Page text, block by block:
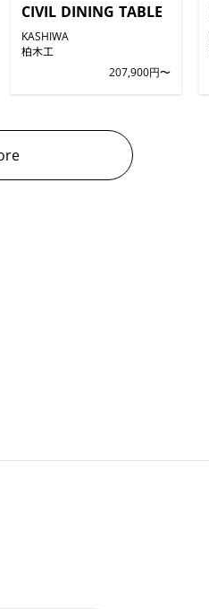
CIVIL DINING TABLE
KASHIWA
柏木工
207,900円〜